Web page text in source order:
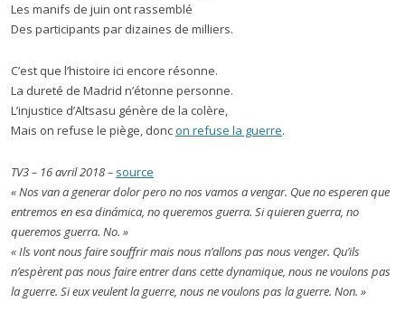
Les manifs de juin ont rassemblé
Des participants par dizaines de milliers.
C’est que l’histoire ici encore résonne.
La dureté de Madrid n’étonne personne.
L’injustice d’Altsasu génère de la colère,
Mais on refuse le piège, doncon refuse la guerre.
TV3 – 16 avril 2018 – source
« Nos van a generar dolor pero no nos vamos a vengar. Que no esperen que
entremos en esa dinámica, no queremos guerra. Si quieren guerra, no
queremos guerra. No. »
«Ils vont nous faire souffrir mais nous n’allons pas nous venger. Qu’ils
n’espèrent pas nous faire entrer dans cette dynamique, nous ne voulons pas
la guerre. Si eux veulent la guerre, nous ne voulons pas la guerre. Non. »